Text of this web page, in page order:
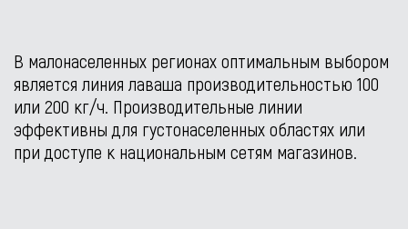
В малонаселенных регионах оптимальным выбором
является линия лаваша производительностью 100
или 200 кг/ч. Производительные линии
эффективны для густонаселенных областях или
при доступе к национальным сетям магазинов.